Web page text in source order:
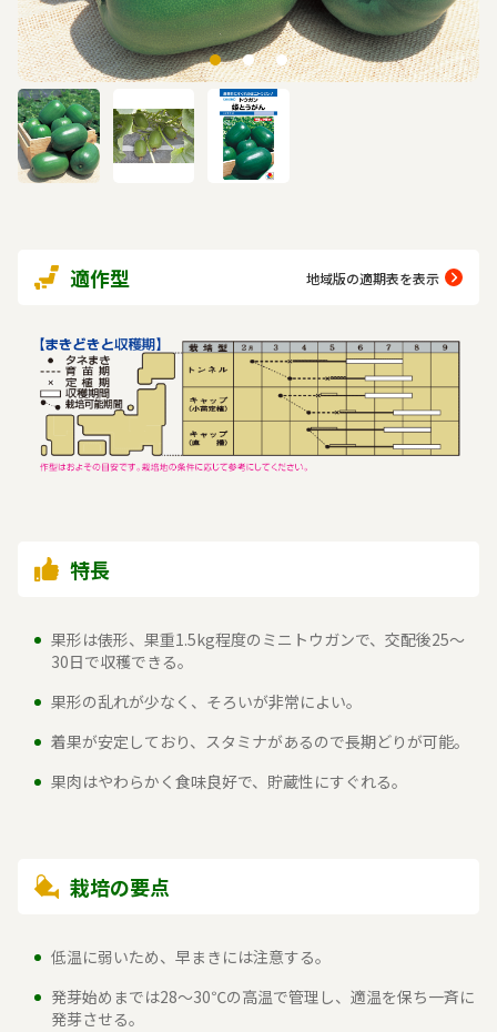
適作型 地域版の適期表を表示
特長
果形は俵形、果重1.5kg程度のミニトウガンで、交配後25～
30日で収穫できる。
果形の乱れが少なく、そろいが非常によい。
着果が安定しており、スタミナがあるので長期どりが可能。
果肉はやわらかく食味良好で、貯蔵性にすぐれる。
栽培の要点
低温に弱いため、早まきには注意する。
発芽始めまでは28～30℃の高温で管理し、適温を保ち一斉に
発芽させる。